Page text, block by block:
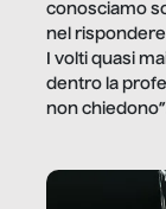
conosciamo
nel
I volti quasi
dentro la
non